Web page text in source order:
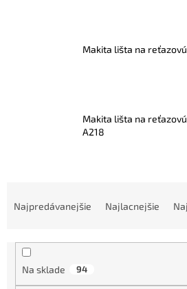
Makita lišta na
Makita lišta na
A218
Najpredávanejšie Najlacnejšie
Na sklade 94